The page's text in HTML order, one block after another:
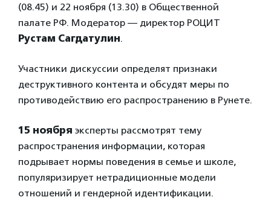
(08.45) и 22 ноября (13.30) в Общественной
палате РФ. Модератор — директор РОЦИТ
Рустам Сагдатулин.
Участники дискуссии определят признаки
деструктивного контента и обсудят меры по
противодействию его распространению в Рунете.
15 ноября эксперты рассмотрят тему
распространения информации, которая
подрывает нормы поведения в семье и школе,
популяризирует нетрадиционные модели
отношений и гендерной идентификации.